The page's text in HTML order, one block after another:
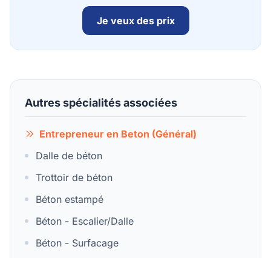
Je veux des prix
Autres spécialités associées
Entrepreneur en Beton (Général)
Dalle de béton
Trottoir de béton
Béton estampé
Béton - Escalier/Dalle
Béton - Surfacage